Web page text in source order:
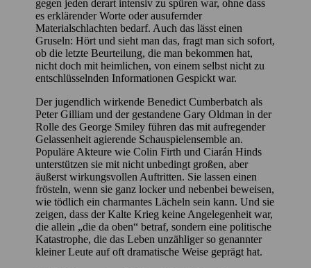
gegen jeden derart intensiv zu spüren war, ohne dass
es erklärender Worte oder ausufernder
Materialschlachten bedarf. Auch das lässt einen
Gruseln: Hört und sieht man das, fragt man sich sofort,
ob die letzte Beurteilung, die man bekommen hat,
nicht doch mit heimlichen, von einem selbst nicht zu
entschlüsselnden Informationen Gespickt war.
Der jugendlich wirkende Benedict Cumberbatch als
Peter Gilliam und der gestandene Gary Oldman in der
Rolle des George Smiley führen das mit aufregender
Gelassenheit agierende Schauspielensemble an.
Populäre Akteure wie Colin Firth und Ciarán Hinds
unterstützen sie mit nicht unbedingt großen, aber
äußerst wirkungsvollen Auftritten. Sie lassen einen
frösteln, wenn sie ganz locker und nebenbei beweisen,
wie tödlich ein charmantes Lächeln sein kann. Und sie
zeigen, dass der Kalte Krieg keine Angelegenheit war,
die allein „die da oben“ betraf, sondern eine politische
Katastrophe, die das Leben unzähliger so genannter
kleiner Leute auf oft dramatische Weise geprägt hat.